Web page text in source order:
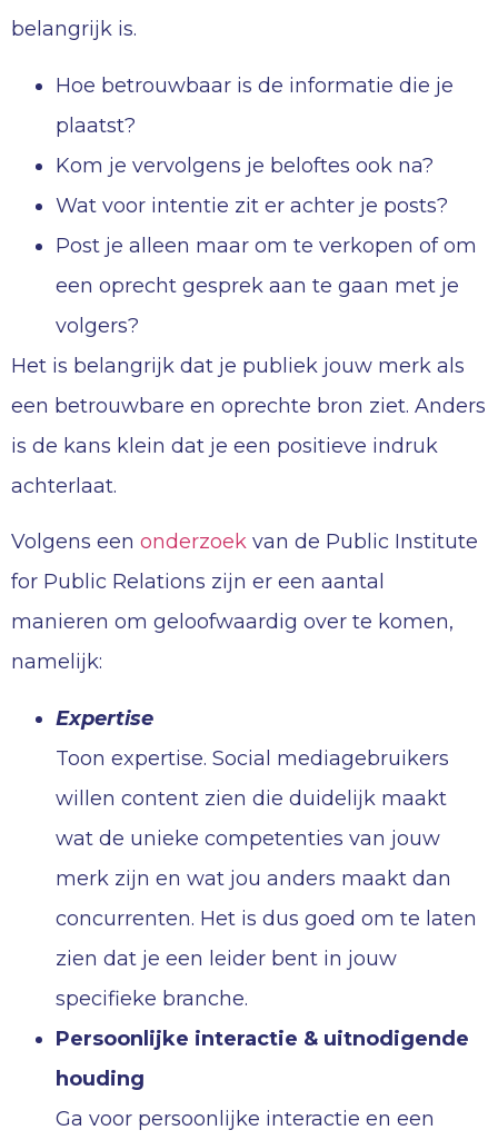
belangrijk is.
Hoe betrouwbaar is de informatie die je
plaatst?
Kom je vervolgens je beloftes ook na?
Wat voor intentie zit er achter je posts?
Post je alleen maar om te verkopen of om
een oprecht gesprek aan te gaan met je
volgers?
Het is belangrijk dat je publiek jouw merk als
een betrouwbare en oprechte bron ziet. Anders
is de kans klein dat je een positieve indruk
achterlaat.
Volgens een onderzoek van de Public Institute
for Public Relations zijn er een aantal
manieren om geloofwaardig over te komen,
namelijk:
Expertise
Toon expertise. Social mediagebruikers
willen content zien die duidelijk maakt
wat de unieke competenties van jouw
merk zijn en wat jou anders maakt dan
concurrenten. Het is dus goed om te laten
zien dat je een leider bent in jouw
specifieke branche.
Persoonlijke interactie & uitnodigende
houding
Ga voor persoonlijke interactie en een